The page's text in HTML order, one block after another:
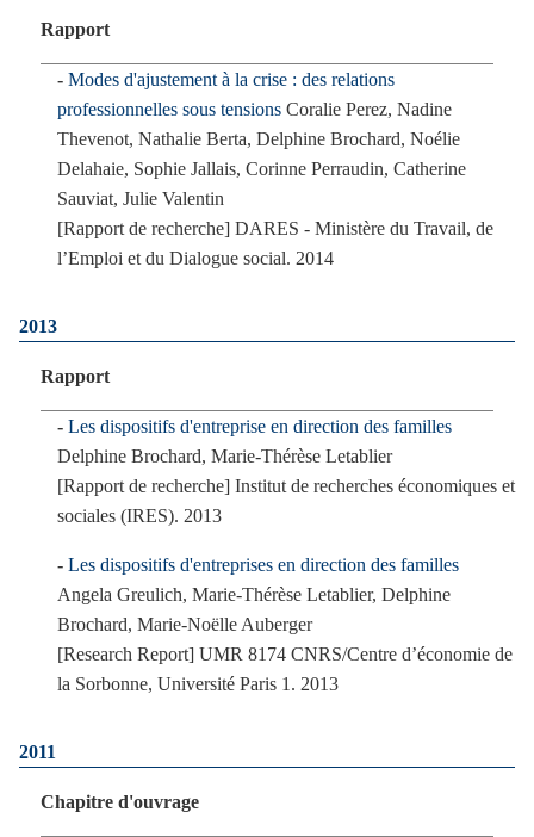
Rapport
Modes d'ajustement à la crise : des relations
professionnelles sous tensions Coralie Perez, Nadine
Thevenot, Nathalie Berta, Delphine Brochard, Noélie
Delahaie, Sophie Jallais, Corinne Perraudin, Catherine
Sauviat, Julie Valentin
[Rapport de recherche] DARES - Ministère du Travail, de
l’Emploi et du Dialogue social. 2014
2013
Rapport
Les dispositifs d'entreprise en direction des familles
Delphine Brochard, Marie-Thérèse Letablier
[Rapport de recherche] Institut de recherches économiques et
sociales (IRES). 2013
Les dispositifs d'entreprises en direction des familles
Angela Greulich, Marie-Thérèse Letablier, Delphine
Brochard, Marie-Noëlle Auberger
[Research Report] UMR 8174 CNRS/Centre d’économie de
la Sorbonne, Université Paris 1. 2013
2011
Chapitre d'ouvrage